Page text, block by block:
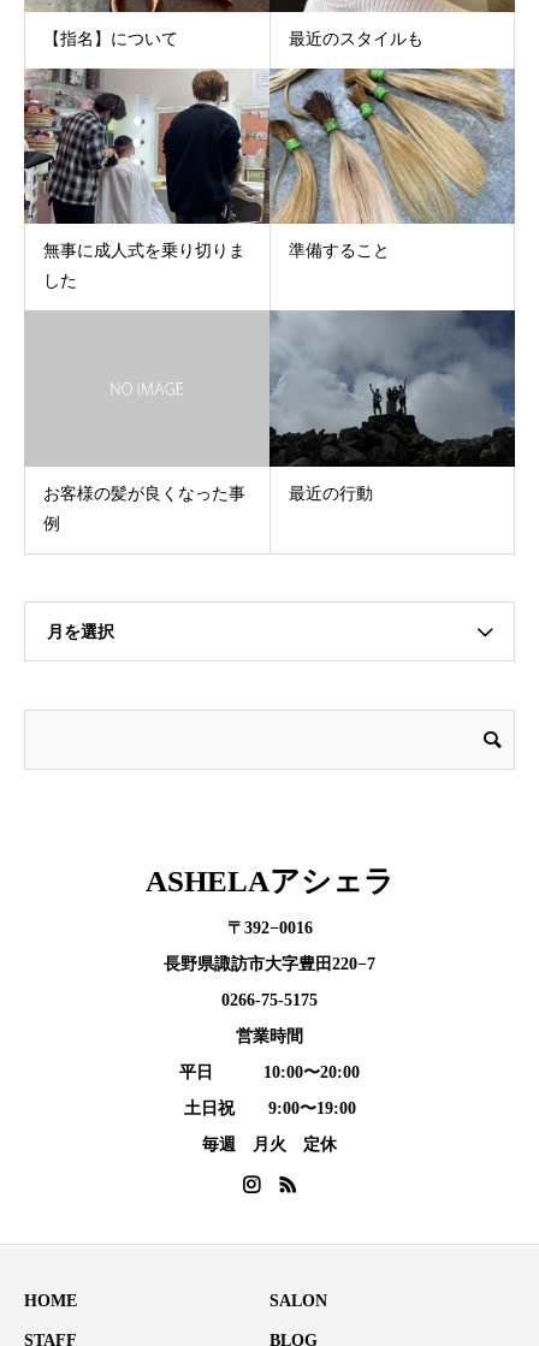
【指名】について 最近のスタイルも
無事に成人式を乗り切りま
した
準備すること
お客様の髪が良くなった事
例
最近の行動
月を選択
ASHELAアシェラ
〒392−0016
長野県諏訪市大字豊田220−7
0266-75-5175
営業時間
平日 10:00〜20:00
土日祝 9:00〜19:00
毎週 月火 定休
HOME SALON
STAFF BLOG